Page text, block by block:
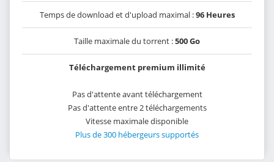
Temps de download et d'upload maximal :96 Heures
Taille maximale du torrent :500 Go
Téléchargement premium illimité
Pas d'attente avant téléchargement
Pas d'attente entre 2 téléchargements
Vitesse maximale disponible
Plus de 300 hébergeurs supportés